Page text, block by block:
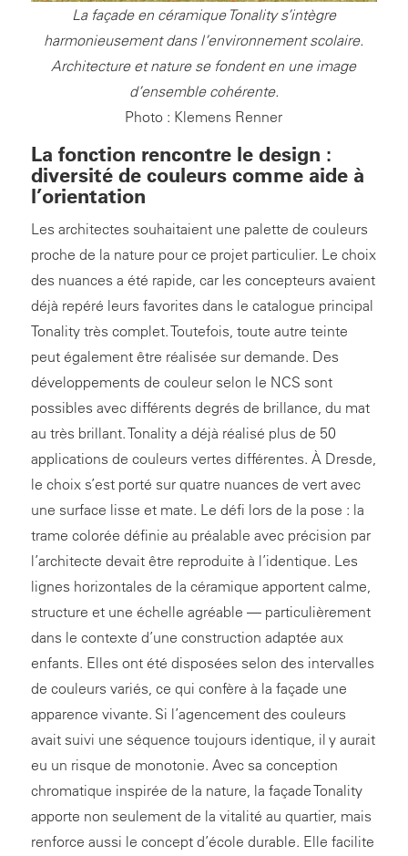
La façade en céramique Tonality s’intègre
harmonieusement dans l’environnement scolaire.
Architecture et nature se fondent en une image
d’ensemble cohérente.
Photo : Klemens Renner
La fonction rencontre le design :
diversité de couleurs comme aide à
l’orientation
Les architectes souhaitaient une palette de couleurs
proche de la nature pour ce projet particulier. Le choix
des nuances a été rapide, car les concepteurs avaient
déjà repéré leurs favorites dans le catalogue principal
Tonality très complet. Toutefois, toute autre teinte
peut également être réalisée sur demande. Des
développements de couleur selon le NCS sont
possibles avec différents degrés de brillance, du mat
au très brillant. Tonality a déjà réalisé plus de 50
applications de couleurs vertes différentes. À Dresde,
le choix s’est porté sur quatre nuances de vert avec
une surface lisse et mate. Le défi lors de la pose : la
trame colorée définie au préalable avec précision par
l’architecte devait être reproduite à l’identique. Les
lignes horizontales de la céramique apportent calme,
structure et une échelle agréable — particulièrement
dans le contexte d’une construction adaptée aux
enfants. Elles ont été disposées selon des intervalles
de couleurs variés, ce qui confère à la façade une
apparence vivante. Si l’agencement des couleurs
avait suivi une séquence toujours identique, il y aurait
eu un risque de monotonie. Avec sa conception
chromatique inspirée de la nature, la façade Tonality
apporte non seulement de la vitalité au quartier, mais
renforce aussi le concept d’école durable. Elle facilite